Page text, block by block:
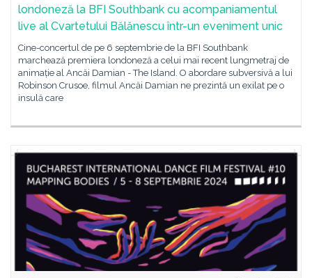
londoneză la BFI Southbank cu acompaniamentul
live al Cvartetului Bălănescu într-un eveniment unic
Cine-concertul de pe 6 septembrie de la BFI Southbank
marchează premiera londoneză a celui mai recent lungmetraj de
animație al Ancăi Damian - The Island. O abordare subversivă a lui
Robinson Crusoe, filmul Ancăi Damian ne prezintă un exilat pe o
insulă care